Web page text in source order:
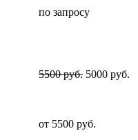
по запросу
5500 руб. 5000 руб.
от 5500 руб.